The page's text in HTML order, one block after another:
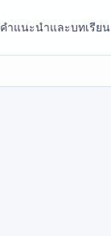
คำแนะนำและบทเรียน